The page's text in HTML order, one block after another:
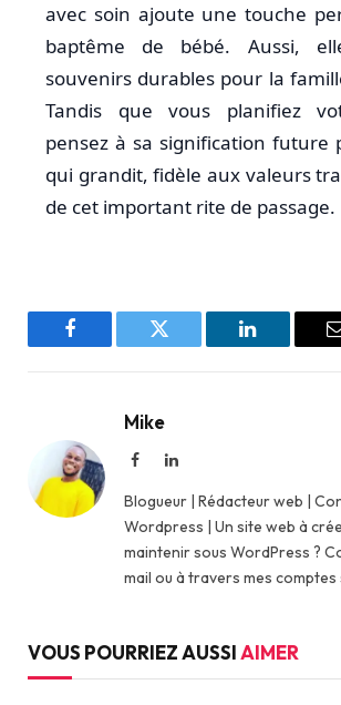
avec soin ajoute une touche
baptême de bébé. Aussi,
souvenirs durables pour la
Tandis que vous planifiez
pensez à sa signification future
qui grandit, fidèle aux valeurs
de cet important rite de passage.
Facebook Twitter LinkedIn
Mike
FacebookLinkedIn
Blogueur | Rédacteur web |
Wordpress | Un site web à
maintenir sous WordPress ?
mail ou à travers mes
VOUS POURRIEZ AUSSIAIMER